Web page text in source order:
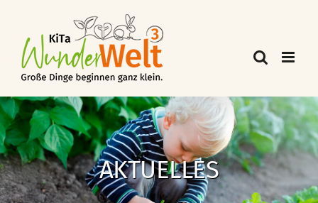
AKTUELLES